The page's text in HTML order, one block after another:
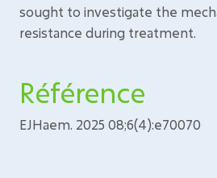
sought to investigate the
resistance during treatment.
Référence
EJHaem. 2025 08;6(4):e70070